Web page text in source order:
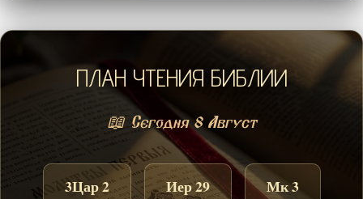
ПЛАН ЧТЕНИЯ БИБЛИИ
📖 Сегодня 8 Август
3Цар 2 Иер 29 Мк 3